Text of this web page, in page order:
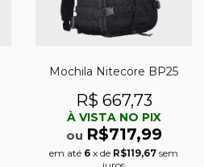
Mochila Nitecore BP25
R$ 667,73
À VISTA NO PIX
ou R$717,99
em até 6 x de R$119,67 sem